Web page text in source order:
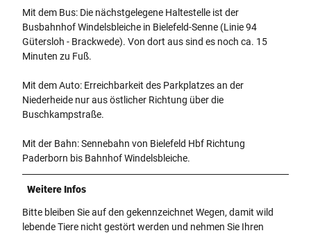
Mit dem Bus: Die nächstgelegene Haltestelle ist der
Busbahnhof Windelsbleiche in Bielefeld-Senne (Linie 94
Gütersloh - Brackwede). Von dort aus sind es noch ca. 15
Minuten zu Fuß.
Mit dem Auto: Erreichbarkeit des Parkplatzes an der
Niederheide nur aus östlicher Richtung über die
Buschkampstraße.
Mit der Bahn: Sennebahn von Bielefeld Hbf Richtung
Paderborn bis Bahnhof Windelsbleiche.
Weitere Infos
Bitte bleiben Sie auf den gekennzeichnet Wegen, damit wild
lebende Tiere nicht gestört werden und nehmen Sie Ihren